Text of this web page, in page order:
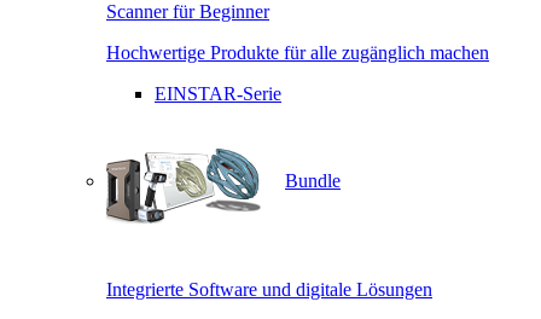
Scanner für Beginner
Hochwertige Produkte für alle zugänglich machen
EINSTAR-Serie
Bundle
Integrierte Software und digitale Lösungen